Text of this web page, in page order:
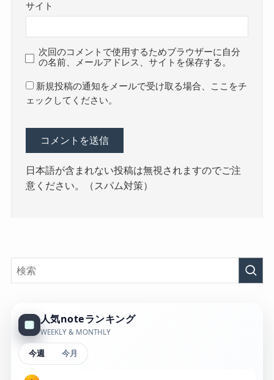
サイト
次回のコメントで使用するためブラウザーに自分
の名前、メールアドレス、サイトを保存する。
新規投稿の通知をメールで受け取る場合、ここをチ
ェックしてください。
日本語が含まれない投稿は無視されますのでご注
意ください。（スパム対策）
人気noteランキング
WEEKLY & MONTHLY
今週 今月